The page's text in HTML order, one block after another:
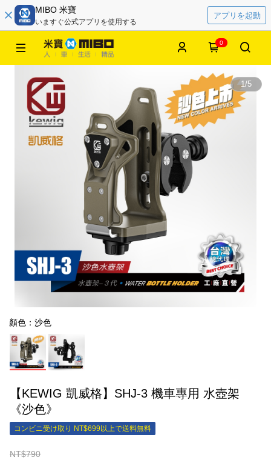
MIBO 米寶
いますぐ公式アプリを使用する
アプリを起動
0
1/5
顏色：沙色
【KEWIG 凱威格】SHJ-3 機車專用 水壺架
《沙色》
コンビニ受け取り NT$699以上で送料無料
NT$790